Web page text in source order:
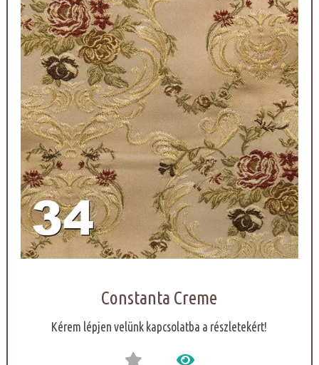
Constanta Creme
Kérem lépjen velünk kapcsolatba a részletekért!